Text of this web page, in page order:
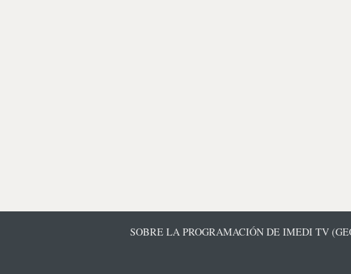
SOBRE LA PROGRAMACIÓN DE IMEDI TV